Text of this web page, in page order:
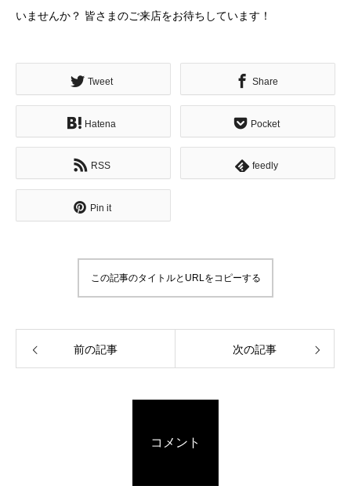
いませんか？ 皆さまのご来店をお待ちしています！
Tweet Share
Hatena Pocket
RSS feedly
Pin it
この記事のタイトルとURLをコピーする
前の記事 次の記事
コメント